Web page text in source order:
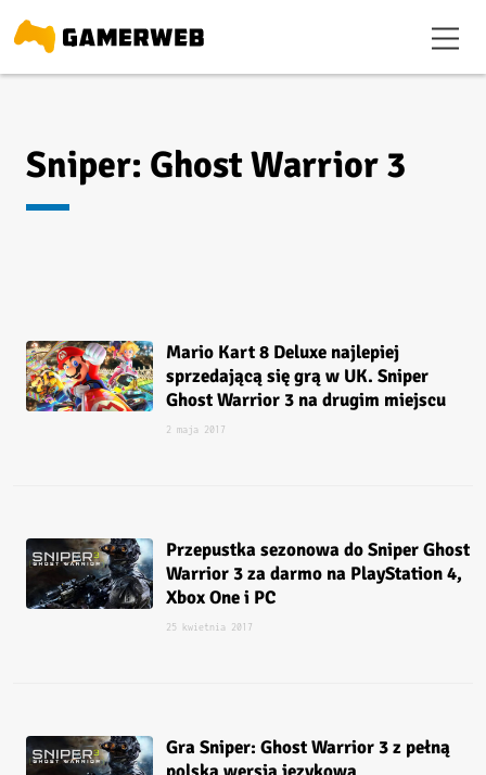
Sniper: Ghost Warrior 3
Mario Kart 8 Deluxe najlepiej
sprzedającą się grą w UK. Sniper
Ghost Warrior 3 na drugim miejscu
2 maja 2017
Przepustka sezonowa do Sniper Ghost
Warrior 3 za darmo na PlayStation 4,
Xbox One i PC
25 kwietnia 2017
Gra Sniper: Ghost Warrior 3 z pełną